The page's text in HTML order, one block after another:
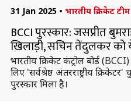
31 Jan 2025 • भारतीय क्रिकेट टीम
BCCI पुरस्कार: जसप्रीत
खिलाड़ी, सचिन तेंदुलकर को
भारतीय क्रिकेट कंट्रोल बोर्ड
लिए 'सर्वश्रेष्ठ अंतरराष्ट्रीय क्रिकेटर'
पुरस्कार मिला है।